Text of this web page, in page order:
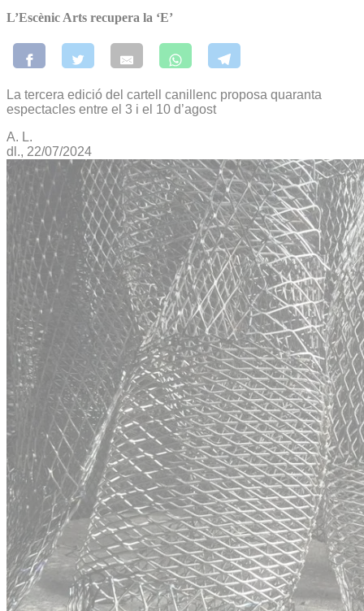
L’Escènic Arts recupera la ‘E’
La tercera edició del cartell canillenc proposa quaranta
espectacles entre el 3 i el 10 d’agost
A. L.
dl., 22/07/2024